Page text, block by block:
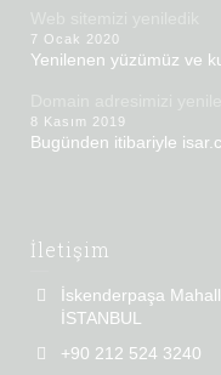
7 Ocak 2020
Yenilenen yüzümüz ve
8 Kasım 2019
Bugünden itibariyle
İletişim
İskenderpaşa
İSTANBUL
+90 212 524 3240